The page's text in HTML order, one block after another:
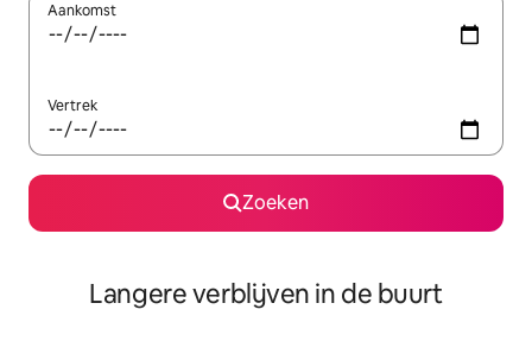
Aankomst
Vertrek
Zoeken
Langere verblijven in de buurt